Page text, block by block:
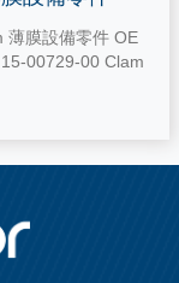
薄膜設備零件 OE
00729-00 Clam